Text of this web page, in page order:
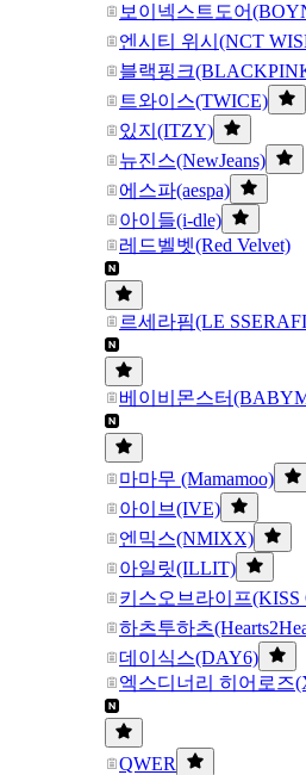
보이넥스트도어
엔시티 위시(NCT
블랙핑크
트와이스(TWICE)
있지(ITZY)
뉴진스(NewJeans)
에스파(aespa)
아이들(i-dle)
레드벨벳(Red Velvet)
르세라핌(LE
베이비몬스터
마마무 (Mamamoo)
아이브(IVE)
엔믹스(NMIXX)
아일릿(ILLIT)
키스오브라이프(KISS
하츠투하츠
데이식스(DAY6)
엑스디너리 히어로즈
QWER